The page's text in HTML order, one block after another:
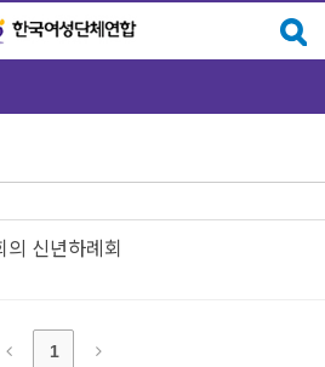
신년하례회
1